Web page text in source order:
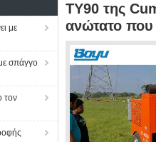
με
σπάγγο
τον
TY90 της
ανώτατο